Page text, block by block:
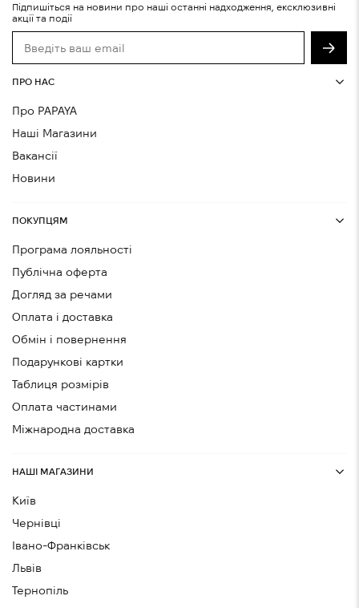
Підпишіться на новини про наші останні надходження, ексклюзивні
акції та події
ПРО НАС
Про PAPAYA
Наші Магазини
Вакансії
Новини
ПОКУПЦЯМ
Програма лояльності
Публічна оферта
Догляд за речами
Оплата і доставка
Обмін і повернення
Подарункові картки
Таблиця розмірів
Оплата частинами
Міжнародна доставка
НАШІ МАГАЗИНИ
Київ
Чернівці
Івано-Франківськ
Львів
Тернопіль